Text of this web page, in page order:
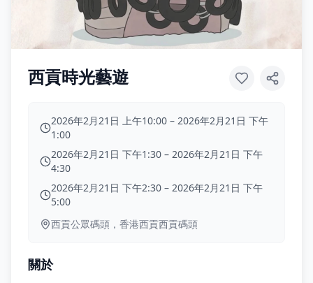
西貢時光藝遊
2026年2月21日 上午10:00 – 2026年2月21日 下午
1:00
2026年2月21日 下午1:30 – 2026年2月21日 下午
4:30
2026年2月21日 下午2:30 – 2026年2月21日 下午
5:00
西貢公眾碼頭，香港西貢西貢碼頭
關於